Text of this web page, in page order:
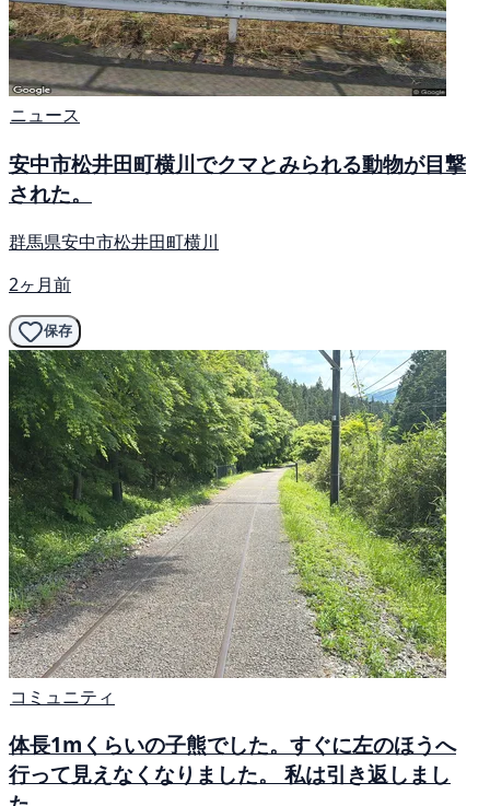
ニュース
安中市松井田町横川でクマとみられる動物が目撃
された。
群馬県安中市松井田町横川
2ヶ月前
保存
コミュニティ
体長1mくらいの子熊でした。すぐに左のほうへ
行って見えなくなりました。 私は引き返しまし